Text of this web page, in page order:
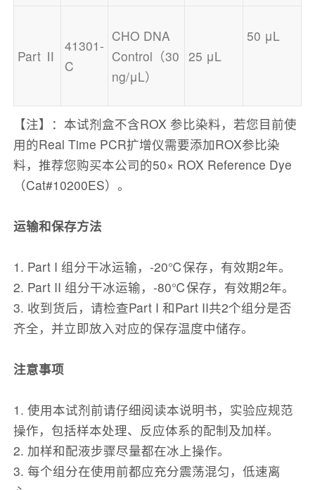
Part Ⅱ
41301-
C
CHO DNA
Control（30
ng/μL）
25 μL
50 μL
【注】：本试剂盒不含ROX 参比染料，若您目前使
用的Real Time PCR扩增仪需要添加ROX参比染
料，推荐您购买本公司的50× ROX Reference Dye
（Cat#10200ES）。
运输和保存方法
1. Part I 组分干冰运输，-20℃保存，有效期2年。
2. Part II 组分干冰运输，-80℃保存，有效期2年。
3. 收到货后，请检查Part I 和Part II共2个组分是否
齐全，并立即放入对应的保存温度中储存。
注意事项
1. 使用本试剂前请仔细阅读本说明书，实验应规范
操作，包括样本处理、反应体系的配制及加样。
2. 加样和配液步骤尽量都在冰上操作。
3. 每个组分在使用前都应充分震荡混匀，低速离